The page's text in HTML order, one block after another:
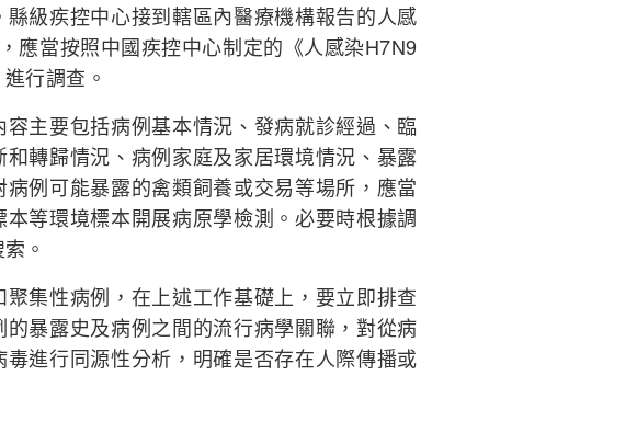
級疾控中心接到轄區內醫療機構報告的人感
應當按照中國疾控中心制定的《人感染H7N9
行調查。
主要包括病例基本情況、發病就診經過、臨
轉歸情況、病例家庭及家居環境情況、暴露
例可能暴露的禽類飼養或交易等場所，應當
等環境標本開展病原學檢測。必要時根據調
。
集性病例，在上述工作基礎上，要立即排查
暴露史及病例之間的流行病學關聯，對從病
進行同源性分析，明確是否存在人際傳播或